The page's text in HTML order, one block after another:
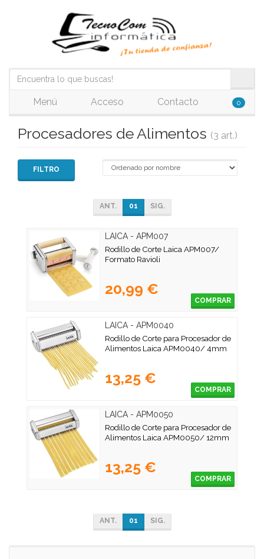
Menú Acceso Contacto 0
Procesadores de Alimentos (3 art.)
FILTRO
ANT. 01 SIG.
LAICA - APM007
Rodillo de Corte Laica APM007/
Formato Ravioli
20,99 €
COMPRAR
LAICA - APM0040
Rodillo de Corte para Procesador de
Alimentos Laica APM0040/ 4mm
13,25 €
COMPRAR
LAICA - APM0050
Rodillo de Corte para Procesador de
Alimentos Laica APM0050/ 12mm
13,25 €
COMPRAR
ANT. 01 SIG.